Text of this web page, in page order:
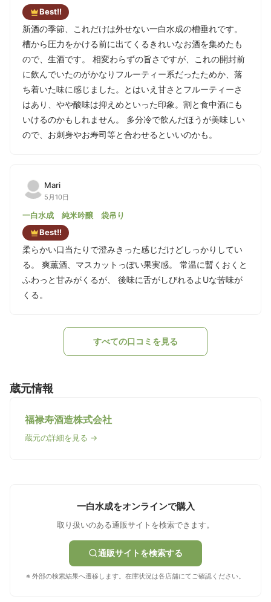
Best!!
新酒の季節、これだけは外せない一白水成の槽垂れです。
槽から圧力をかける前に出てくるきれいなお酒を集めたも
ので、生酒です。 相変わらずの旨さですが、これの開封前
に飲んでいたのがかなりフルーティー系だったためか、落
ち着いた味に感じました。とはいえ甘さとフルーティーさ
はあり、やや酸味は抑えめといった印象。割と食中酒にも
いけるのかもしれません。 多分冷で飲んだほうが美味しい
ので、お刺身やお寿司等と合わせるといいのかも。
Mari
5月10日
一白水成 純米吟醸 袋吊り
Best!!
柔らかい口当たりで澄みきった感じだけどしっかりしてい
る。 爽薫酒、マスカットっぽい果実感。 常温に暫くおくと
ふわっと甘みがくるが、 後味に舌がしびれるよUな苦味が
くる。
すべての口コミを見る
蔵元情報
福禄寿酒造株式会社
蔵元の詳細を見る →
一白水成をオンラインで購入
取り扱いのある通販サイトを検索できます。
通販サイトを検索する
※ 外部の検索結果へ遷移します。在庫状況は各店舗にてご確認ください。